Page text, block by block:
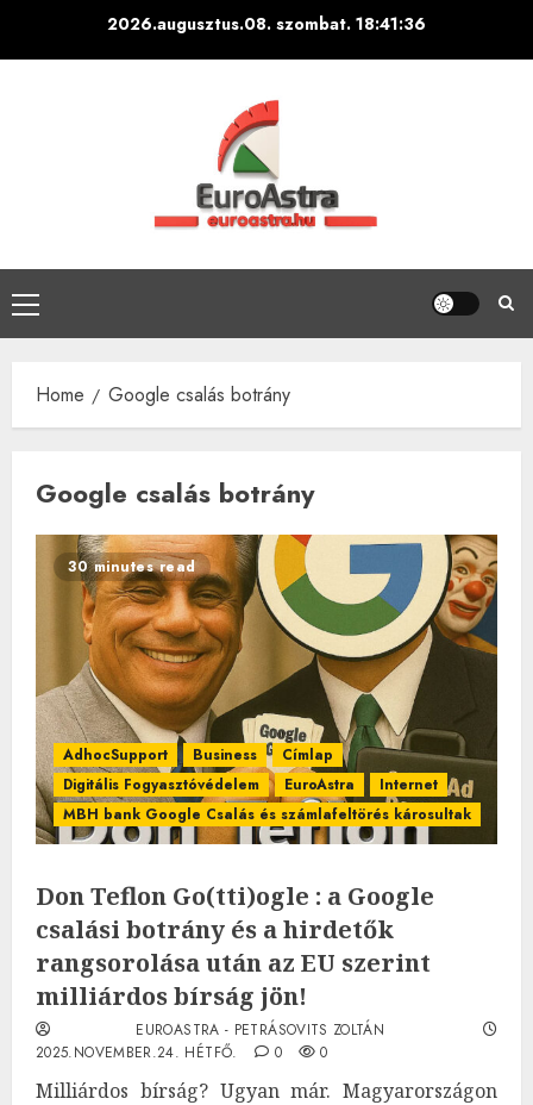
2026.augusztus.08. szombat.18:41:37
Primary
Menu
Home Google csalás botrány
Google csalás botrány
30 minutes read
AdhocSupport Business
Címlap
Digitális Fogyasztóvédelem
EuroAstra
Internet
MBH bank Google Csalás és számlafeltörés károsultak
Don Teflon Go(tti)ogle : a Google
csalási botrány és a hirdetők
rangsorolása után az EU szerint
milliárdos bírság jön!
EUROASTRA - PETRÁSOVITS ZOLTÁN
2025.NOVEMBER.24. HÉTFŐ.
0 0
Milliárdos bírság? Ugyan már. Magyarországon